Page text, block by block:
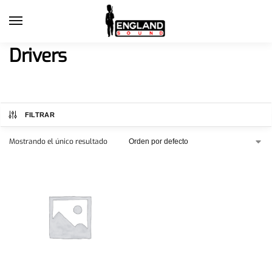
Drivers
FILTRAR
Mostrando el único resultado